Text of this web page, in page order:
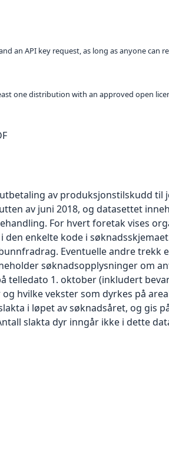
an API key request, as long as anyone can
one distribution with an approved open
av produksjonstilskudd til
av juni 2018, og datasettet
For hvert foretak vises
enkelte kode i
Eventuelle andre trekk
søknadsopplysninger om
1. oktober (inkludert
hvilke vekster som dyrkes på
i løpet av søknadsåret, og gis
slakta dyr inngår ikke i dette